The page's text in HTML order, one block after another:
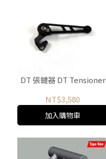
DT 張鏈器 DT Tensioner
NT$3,580
加入購物車